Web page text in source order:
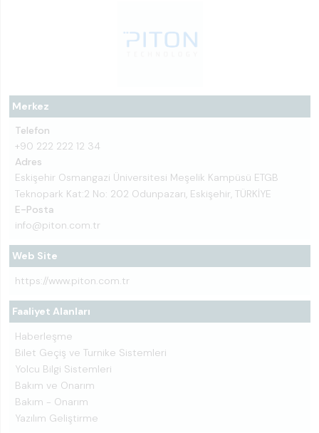
Merkez
Telefon
+90 222 222 12 34
Adres
Eskişehir Osmangazi Üniversitesi Meşelik Kampüsü ETGB
Teknopark Kat:2 No: 202 Odunpazarı, Eskişehir, TÜRKİYE
E-Posta
info@piton.com.tr
Web Site
https://www.piton.com.tr
Faaliyet Alanları
Haberleşme
Bilet Geçiş ve Turnike Sistemleri
Yolcu Bilgi Sistemleri
Bakım ve Onarım
Bakım - Onarım
Yazılım Geliştirme